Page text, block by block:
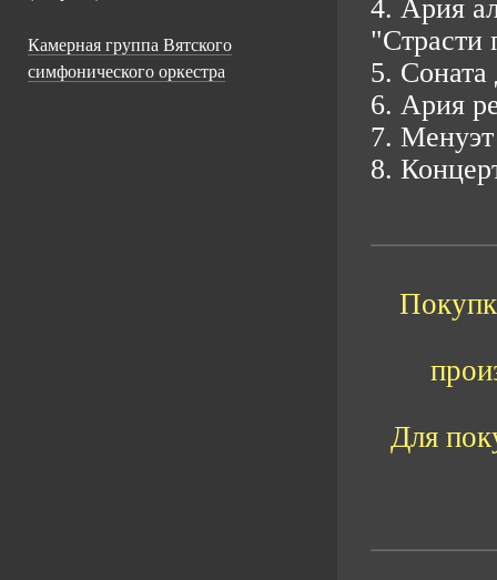
Камерная группа Вятского
симфонического оркестра
4. Ария
5.
6. Ария
7.
8.
Для